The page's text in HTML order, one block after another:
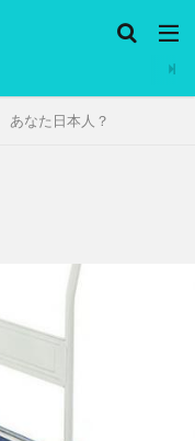
あなた日本人？
脱水シート